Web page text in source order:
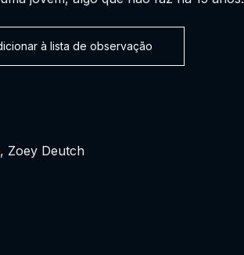
à lista de observação
, Zoey Deutch